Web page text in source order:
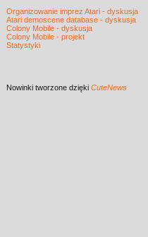
Organizowanie imprez Atari - dyskusja
Atari demoscene database - dyskusja
Colony Mobile - dyskusja
Colony Mobile - projekt
Statystyki
Nowinki tworzone dzięki CuteNews